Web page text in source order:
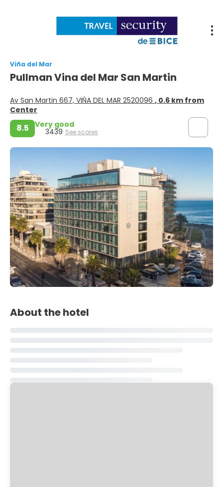
Viña del Mar
Pullman Vina del Mar San Martin
Av San Martin 667, VIÑA DEL MAR 2520096 , 0.6 km from
Center
8.5 Very good
3439 See scores
About the hotel